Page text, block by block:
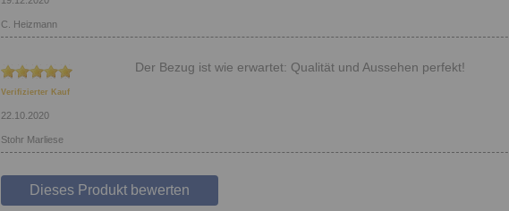
C. Heizmann
Verifizierter Kauf
Stohr Marliese
22.10.2020
Der Bezug ist wie erwartet: Qualität und Aussehen perfekt!
Dieses Produkt bewerten